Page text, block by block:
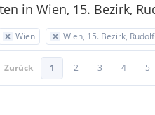
in Wien, 15. Bezirk,
Wien Wien, 15. Bezirk,
Zurück 1 2 3 4 5